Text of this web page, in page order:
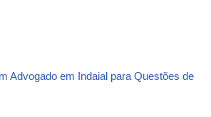
Advogado em Indaial para Questões de